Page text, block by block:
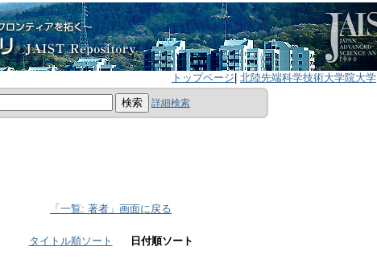
トップページ 北陸先端科学技術大学院大学
詳細検索
「一覧: 著者」画面に戻る
タイトル順ソート 日付順ソート